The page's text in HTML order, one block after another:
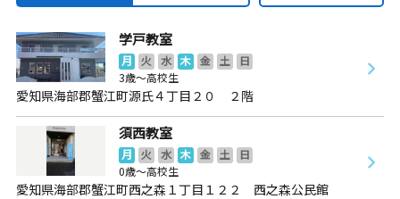
学戸教室
月 火 水 木 金 土
日
3歳～高校生
愛知県海部郡蟹江町源氏４丁目２０ ２階
須西教室
月 火 水 木 金 土
日
0歳～高校生
愛知県海部郡蟹江町西之森１丁目１２２ 西之森公民館